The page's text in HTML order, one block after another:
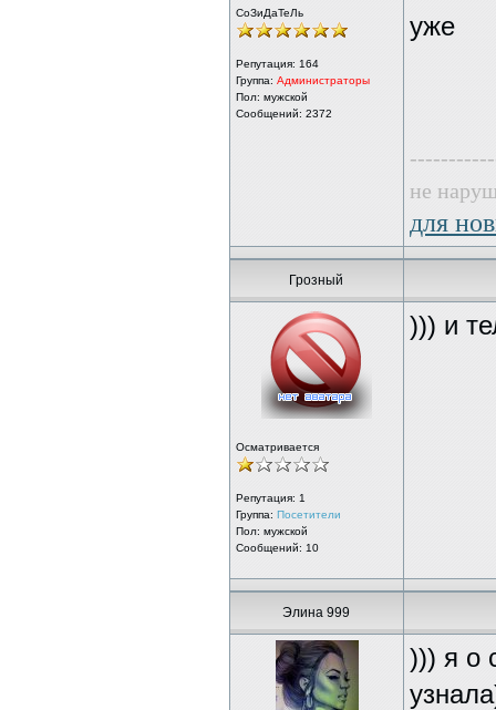
СоЗиДаТеЛь
Репутация: 164
Группа: Администраторы
Пол: мужской
Сообщений: 2372
уже
не
для
Грозный
Осматривается
Репутация: 1
Группа: Посетители
Пол: мужской
Сообщений: 10
))) и
Элина 999
))) я о